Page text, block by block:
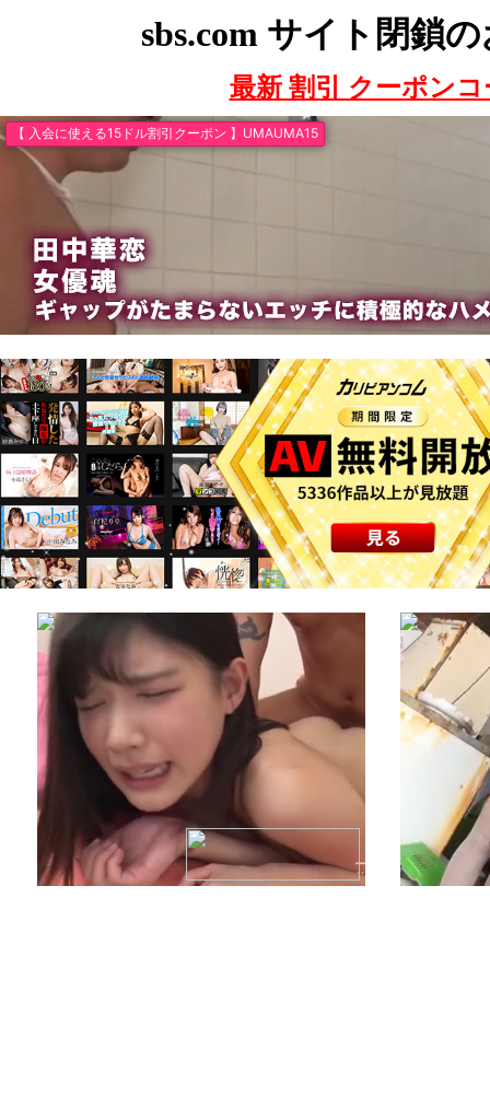
sbs.com サイト閉鎖
最新 割引 クーポンコ